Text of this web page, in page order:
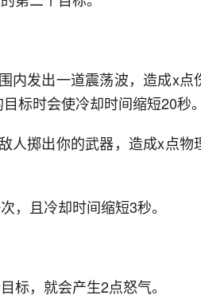
内发出一道震荡波，造成x点
标时会使冷却时间缩短20秒。
掷出你的武器，造成x点物
，且冷却时间缩短3秒。
标，就会产生2点怒气。